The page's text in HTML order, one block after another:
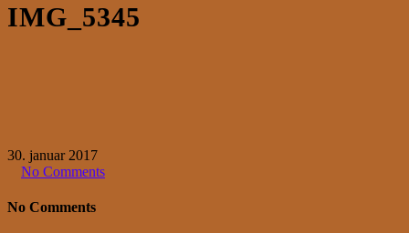
IMG_5345
30. januar 2017
No Comments
No Comments